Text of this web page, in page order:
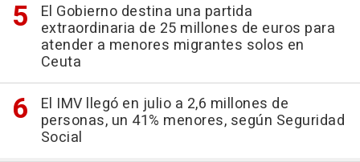
El Gobierno destina una partida
extraordinaria de 25 millones de euros para
atender a menores migrantes solos en
Ceuta
El IMV llegó en julio a 2,6 millones de
personas, un 41% menores, según Seguridad
Social